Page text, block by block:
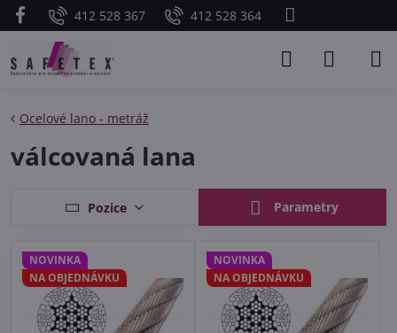
412 528 367 412 528 364
Ocelové lano - metráž
válcovaná lana
Pozice Parametry
NOVINKA
NA OBJEDNÁVKU
NOVINKA
NA OBJEDNÁVKU